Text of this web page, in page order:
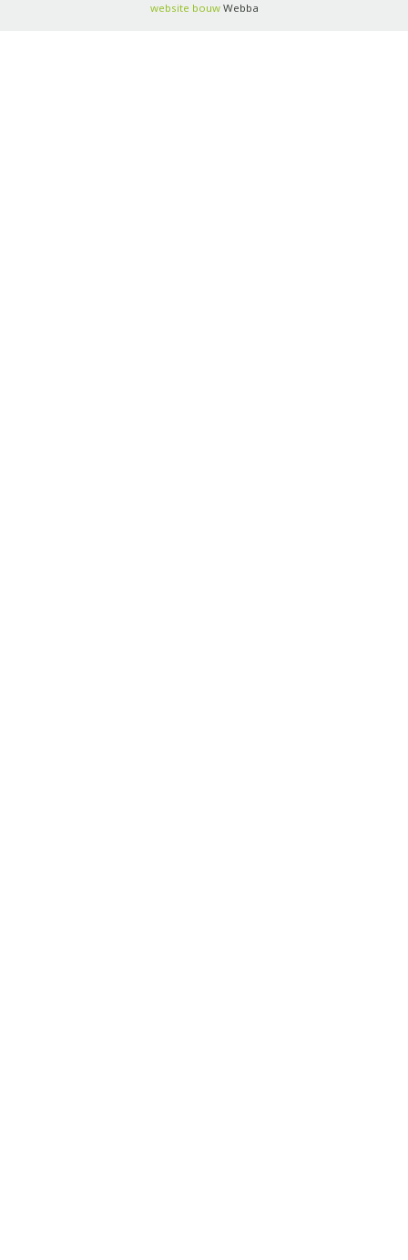
website bouwWebba